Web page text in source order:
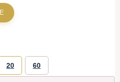
20 60